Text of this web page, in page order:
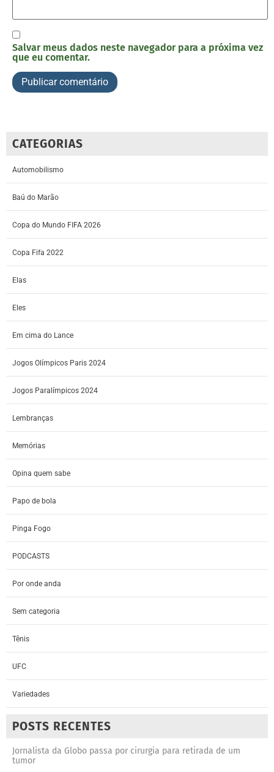
Salvar meus dados neste navegador para a próxima vez
que eu comentar.
CATEGORIAS
Automobilismo
Baú do Marão
Copa do Mundo FIFA 2026
Copa Fifa 2022
Elas
Eles
Em cima do Lance
Jogos Olímpicos Paris 2024
Jogos Paralímpicos 2024
Lembranças
Memórias
Opina quem sabe
Papo de bola
Pinga Fogo
PODCASTS
Por onde anda
Sem categoria
Tênis
UFC
Variedades
POSTS RECENTES
Jornalista da Globo passa por cirurgia para retirada de um
tumor